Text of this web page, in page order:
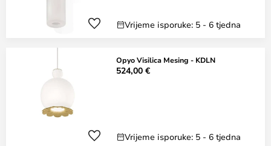
Vrijeme isporuke: 5 - 6 tjedna
Opyo Visilica Mesing - KDLN
524,00 €
Vrijeme isporuke: 5 - 6 tjedna